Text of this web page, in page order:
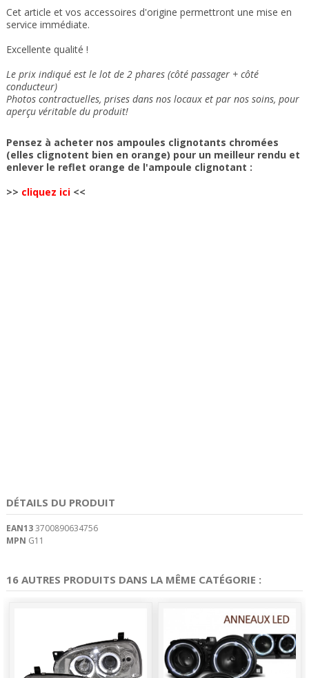
Cet article et vos accessoires d'origine permettront une mise en
service immédiate.
Excellente qualité !
Le prix indiqué est le lot de 2 phares (côté passager + côté
conducteur)
Photos contractuelles, prises dans nos locaux et par nos soins, pour
aperçu véritable du produit!
Pensez à acheter nos ampoules clignotants chromées
(elles clignotent bien en orange) pour un meilleur rendu et
enlever le reflet orange de l'ampoule clignotant :
>> cliquez ici <<
DÉTAILS DU PRODUIT
EAN133700890634756
MPN G11
16 AUTRES PRODUITS DANS LA MÊME CATÉGORIE :